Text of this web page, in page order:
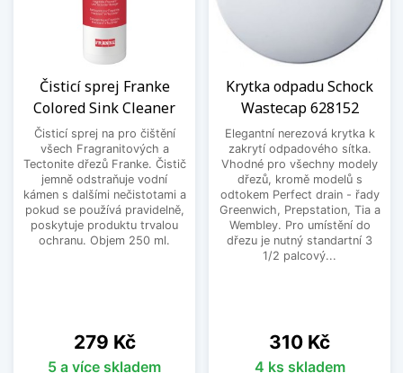
Čisticí sprej Franke
Colored Sink Cleaner
Čisticí sprej na pro čištění
všech Fragranitových a
Tectonite dřezů Franke. Čistič
jemně odstraňuje vodní
kámen s dalšími nečistotami a
pokud se používá pravidelně,
poskytuje produktu trvalou
ochranu. Objem 250 ml.
Cena
279 Kč
5 a více skladem
Krytka odpadu Schock
Wastecap 628152
Elegantní nerezová krytka k
zakrytí odpadového sítka.
Vhodné pro všechny modely
dřezů, kromě modelů s
odtokem Perfect drain - řady
Greenwich, Prepstation, Tia a
Wembley. Pro umístění do
dřezu je nutný standartní 3
1/2 palcový...
Cena
310 Kč
4 ks skladem